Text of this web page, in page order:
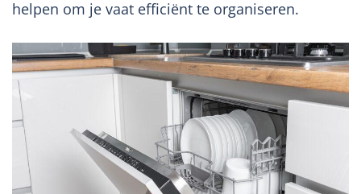
helpen om je vaat efficiënt te organiseren.